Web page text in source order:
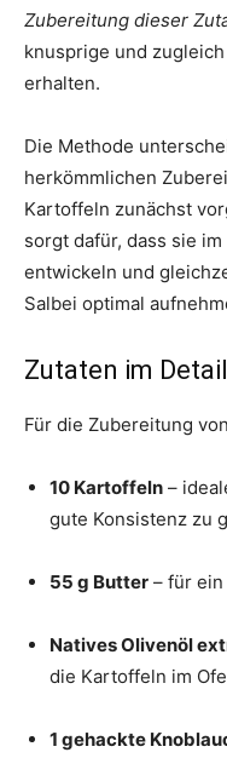
Zubereitung dieser
knusprige und
erhalten.
Die Methode
herkömmlichen
Kartoffeln zunächst
sorgt dafür, dass sie
entwickeln und
Salbei optimal
Zutaten im Detail
Für die Zubereitung von
10 Kartoffeln –
gute Konsistenz zu
55 g Butter – für
Natives Olivenöl
die Kartoffeln im
1 gehackte